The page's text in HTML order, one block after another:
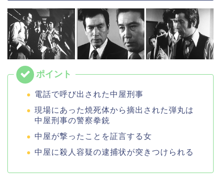
電話で呼び出された中屋刑事
現場にあった焼死体から摘出された弾丸は
中屋刑事の警察拳銃
中屋が撃ったことを証言する女
中屋に殺人容疑の逮捕状が突きつけられる